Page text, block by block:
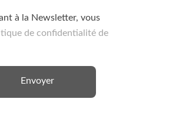
à la Newsletter, vous
de confidentialité de